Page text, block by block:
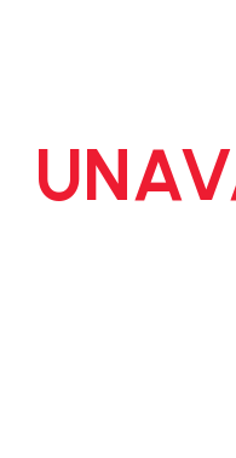
Potvrđujem da sam
sa politikom